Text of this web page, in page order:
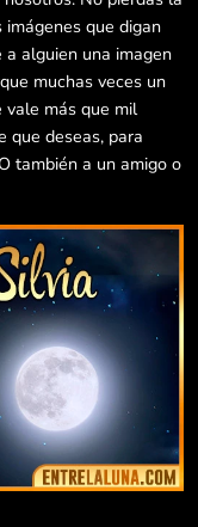
que digan
alguien una imagen
muchas veces un
más que mil
que deseas, para
también a un amigo o